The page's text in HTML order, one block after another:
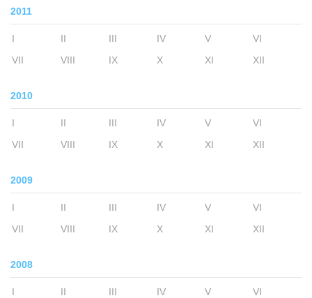
2011
I II III IV V
VI
VII
VIII IX X XI XII
2010
I II III IV V
VI
VII
VIII IX X XI XII
2009
I II III IV V
VI
VII
VIII IX X XI XII
2008
I II III IV V
VI